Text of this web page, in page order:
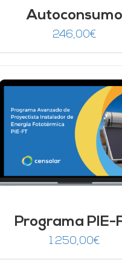
Autoconsumo
246,00€
Programa PIE-
1.250,00€
AÑADIR AL CARRITO /